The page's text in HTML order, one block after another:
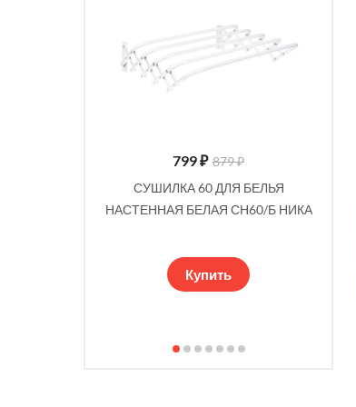
799₽ 879 ₽
СУШИЛКА 60 ДЛЯ БЕЛЬЯ
НАСТЕННАЯ БЕЛАЯ СН60/Б НИКА
Купить